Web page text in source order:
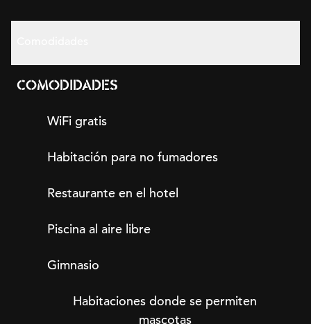
COMODIDADES
WiFi gratis
Habitación para no fumadores
Restaurante en el hotel
Piscina al aire libre
Gimnasio
Habitaciones donde se permiten
mascotas